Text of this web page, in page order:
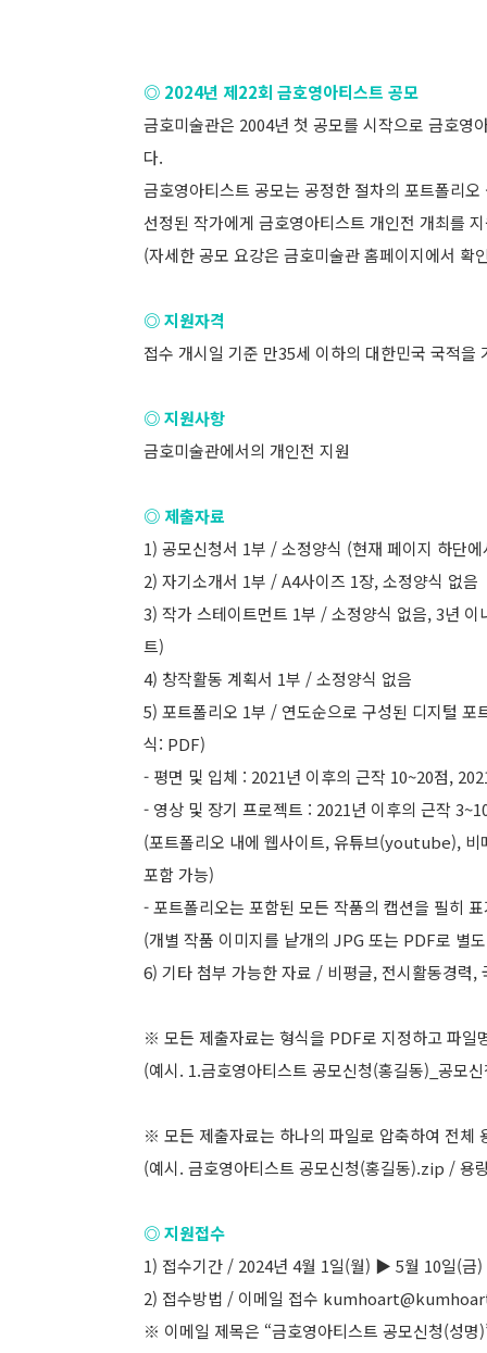
◎ 2024년 제22회 금호영아티스트 공모
금호미술관은 2004년 첫 공모를 시작으로 금호영
다.
금호영아티스트 공모는 공정한 절차의 포트폴리
선정된 작가에게 금호영아티스트 개인전 개최를
(자세한 공모 요강은 금호미술관 홈페이지에서 확
◎ 지원자격
접수 개시일 기준 만35세 이하의 대한민국 국적
◎ 지원사항
금호미술관에서의 개인전 지원
◎ 제출자료
1) 공모신청서 1부 / 소정양식 (현재 페이지 하단
2) 자기소개서 1부 / A4사이즈 1장, 소정양식 없음
3) 작가 스테이트먼트 1부 / 소정양식 없음, 3년
트)
4) 창작활동 계획서 1부 / 소정양식 없음
5) 포트폴리오 1부 / 연도순으로 구성된 디지털
식: PDF)
- 평면 및 입체 : 2021년 이후의 근작 10~20점,
- 영상 및 장기 프로젝트 : 2021년 이후의 근작
(포트폴리오 내에 웹사이트, 유튜브(youtube),
포함 가능)
- 포트폴리오는 포함된 모든 작품의 캡션을 필히
(개별 작품 이미지를 낱개의 JPG 또는 PDF로 별
6) 기타 첨부 가능한 자료 / 비평글, 전시활동경력,
※ 모든 제출자료는 형식을 PDF로 지정하고 파일
(예시. 1.금호영아티스트 공모신청(홍길동)_공모
※ 모든 제출자료는 하나의 파일로 압축하여 전체
(예시. 금호영아티스트 공모신청(홍길동).zip / 용
◎ 지원접수
1) 접수기간 / 2024년 4월 1일(월) ▶ 5월 10일(금)
2) 접수방법 / 이메일 접수
※ 이메일 제목은 “금호영아티스트 공모신청(성명